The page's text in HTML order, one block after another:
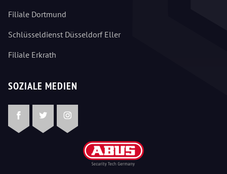
Filiale Dortmund
Schlüsseldienst Düsseldorf Eller
Filiale Erkrath
SOZIALE MEDIEN
FacebookTwitterInstagram